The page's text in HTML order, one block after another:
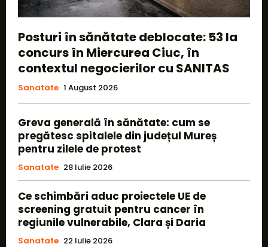
Posturi în sănătate deblocate: 53 la
concurs în Miercurea Ciuc, în
contextul negocierilor cu SANITAS
Sanatate 1 August 2026
Greva generală în sănătate: cum se
pregătesc spitalele din județul Mureș
pentru zilele de protest
Sanatate 28 Iulie 2026
Ce schimbări aduc proiectele UE de
screening gratuit pentru cancer în
regiunile vulnerabile, Clara și Daria
Sanatate 22 Iulie 2026